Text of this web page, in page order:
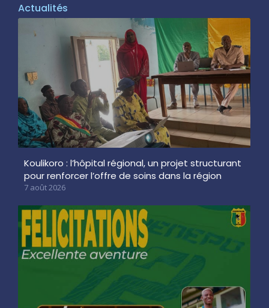
Actualités
Koulikoro : l’hôpital régional, un projet structurant
pour renforcer l’offre de soins dans la région
7 août 2026